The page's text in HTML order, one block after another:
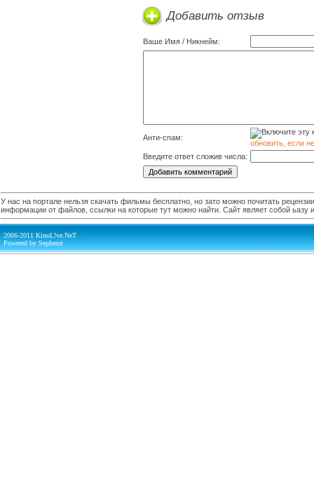
Добавить отзыв
Ваше Имя / Никнейм:
Анти-спам:
обновить, если
Введите ответ сложив числа:
У нас на портале нельзя скачать фильмы бесплатно, но зато можно почитать
информации от файлов, ссылки на которые тут можно найти. Сайт являет собой
2006-2011 KinoL!ve.NeT
Powered by Sepherot